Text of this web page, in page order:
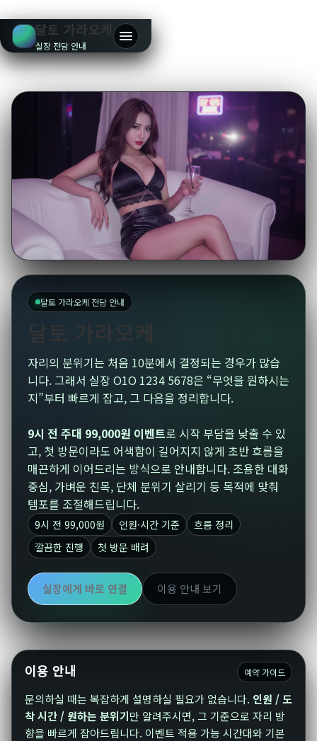
달토 가라오케
실장 전담 안내
달토 가라오케 전담 안내
달토 가라오케
자리의 분위기는 처음 10분에서 결정되는 경우가 많습
니다. 그래서 실장 O1O 1234 5678은 “무엇을 원하시는
지”부터 빠르게 잡고, 그 다음을 정리합니다.
9시 전 주대 99,000원 이벤트로 시작 부담을 낮출 수 있
고, 첫 방문이라도 어색함이 길어지지 않게 초반 흐름을
매끈하게 이어드리는 방식으로 안내합니다. 조용한 대화
중심, 가벼운 친목, 단체 분위기 살리기 등 목적에 맞춰
템포를 조절해드립니다.
9시 전 99,000원 인원·시간 기준
흐름 정리
깔끔한 진행
첫 방문 배려
실장에게 바로 연결 이용 안내 보기
이용 안내 예약 가이드
문의하실 때는 복잡하게 설명하실 필요가 없습니다. 인원 / 도
착 시간 / 원하는 분위기만 알려주시면, 그 기준으로 자리 방
향을 빠르게 잡아드립니다. 이벤트 적용 가능 시간대와 기본